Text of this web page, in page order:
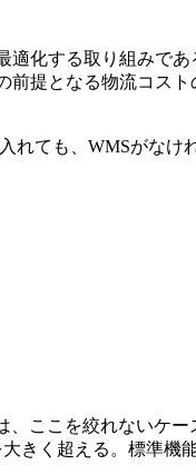
化する取り組みで
提となる物流コス
れても、WMSがなけ
ここを絞れないケ
きく超える。標準機